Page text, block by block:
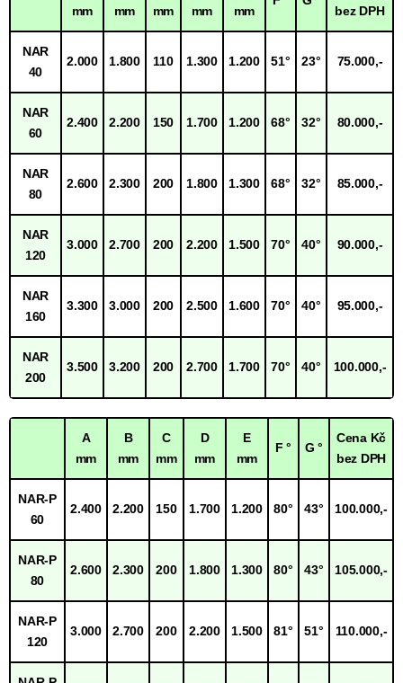
mm mm mm mm mm bez DPH
NAR
40
2.000 1.800 110 1.300 1.200 51° 23° 75.000,-
NAR
60
2.400 2.200 150 1.700 1.200 68° 32° 80.000,-
NAR
80
2.600 2.300 200 1.800 1.300 68° 32° 85.000,-
NAR
120
3.000 2.700 200 2.200 1.500 70° 40° 90.000,-
NAR
160
3.300 3.000 200 2.500 1.600 70° 40° 95.000,-
NAR
200
3.500 3.200 200 2.700 1.700 70° 40° 100.000,-
A
mm
B
mm
C
mm
D
mm
E
mm
F ° G °
Cena Kč
bez DPH
NAR-P
60
2.400 2.200 150 1.700 1.200 80° 43° 100.000,-
NAR-P
80
2.600 2.300 200 1.800 1.300 80° 43° 105.000,-
NAR-P
120
3.000 2.700 200 2.200 1.500 81° 51° 110.000,-